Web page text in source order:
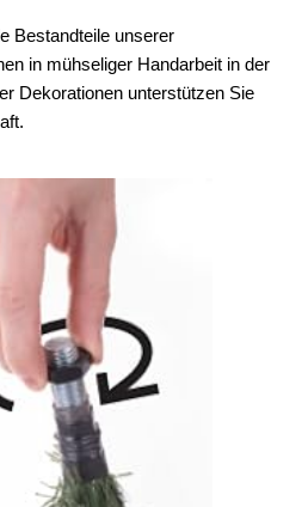
Bestandteile unserer
in mühseliger Handarbeit in der
Dekorationen unterstützen Sie